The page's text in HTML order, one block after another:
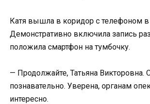
Катя вышла в коридор с телефоном в
Демонстративно включила запись
положила смартфон на тумбочку.
— Продолжайте, Татьяна Викторовна.
познавательно. Уверена, органам
интересно.